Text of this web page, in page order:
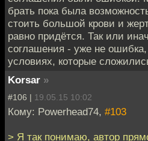
брать пока была
стоить большой крови и
равно придётся. Так или
соглашения - уже не ошибка,
условиях, которые
Korsar »
#106 | 19.05.15 10:02
Кому: Powerhead74, #103
> Я так понимаю, автор